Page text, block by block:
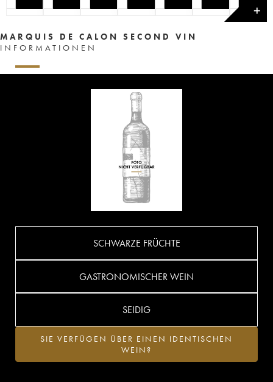
✕
MARQUIS DE CALON SECOND VIN
INFORMATIONEN
SCHWARZE FRÜCHTE
GASTRONOMISCHER WEIN
SEIDIG
SIE VERFÜGEN ÜBER EINEN IDENTISCHEN
WEIN?